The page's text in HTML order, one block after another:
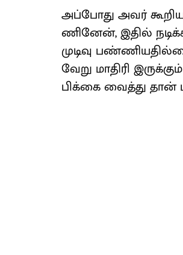
அப்​போது அவர்
ணினேன், இதில்
முடிவு
வேறு மாதிரி
பிக்கை வைத்​து